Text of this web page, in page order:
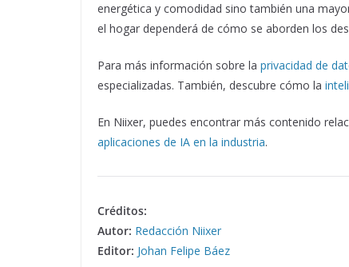
energética y comodidad sino también una
el hogar dependerá de cómo se aborden los
Para más información sobre la privacidad de
especializadas. También, descubre cómo la
En Niixer, puedes encontrar más contenido
aplicaciones de IA en la industria.
Créditos:
Autor: Redacción Niixer
Editor: Johan Felipe Báez